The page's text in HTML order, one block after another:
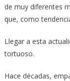
de muy diferentes
que, como
Llegar a esta
tortuoso.
Hace décadas,